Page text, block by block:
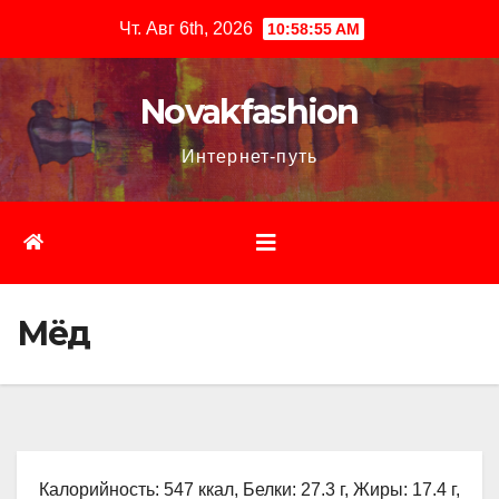
содержимому
Чт. Авг 6th, 2026 10:58:56 AM
Novakfashion
Интернет-путь
Мёд
Калорийность: 547 ккал, Белки: 27.3 г, Жиры: 17.4 г,